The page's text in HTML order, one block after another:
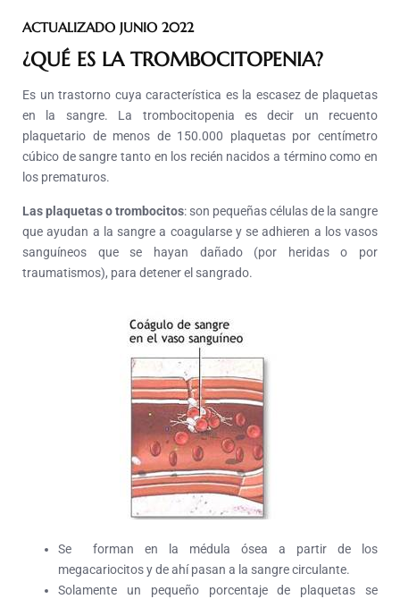
ACTUALIZADO JUNIO 2022
¿QUÉ ES LA TROMBOCITOPENIA?
Es un trastorno cuya característica es la escasez de plaquetas
en la sangre. La trombocitopenia es decir un recuento
plaquetario de menos de 150.000 plaquetas por centímetro
cúbico de sangre tanto en los recién nacidos a término como en
los prematuros.
Las plaquetas o trombocitos: son pequeñas células de la sangre
que ayudan a la sangre a coagularse y se adhieren a los vasos
sanguíneos que se hayan dañado (por heridas o por
traumatismos), para detener el sangrado.
Se forman en la médula ósea a partir de los
megacariocitos y de ahí pasan a la sangre circulante.
Solamente un pequeño porcentaje de plaquetas se